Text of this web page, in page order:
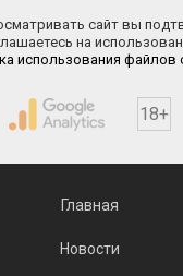
сайт вы
на
использования файлов
18+
Главная
Новости